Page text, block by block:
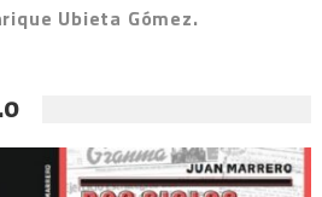
Ubieta Gómez.